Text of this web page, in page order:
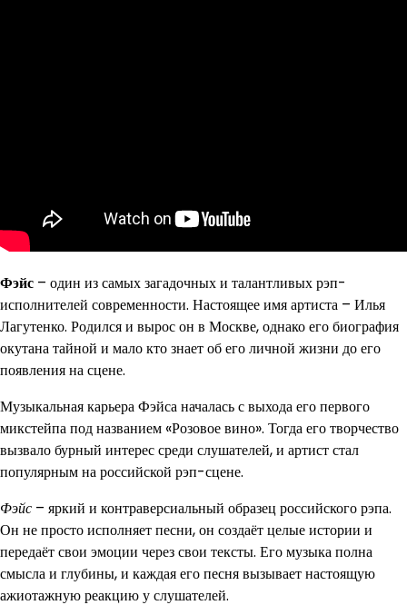
Фэйс – один из самых загадочных и талантливых рэп-
исполнителей современности. Настоящее имя артиста – Илья
Лагутенко. Родился и вырос он в Москве, однако его биография
окутана тайной и мало кто знает об его личной жизни до его
появления на сцене.
Музыкальная карьера Фэйса началась с выхода его первого
микстейпа под названием «Розовое вино». Тогда его творчество
вызвало бурный интерес среди слушателей, и артист стал
популярным на российской рэп-сцене.
Фэйс – яркий и контраверсиальный образец российского рэпа.
Он не просто исполняет песни, он создаёт целые истории и
передаёт свои эмоции через свои тексты. Его музыка полна
смысла и глубины, и каждая его песня вызывает настоящую
ажиотажную реакцию у слушателей.